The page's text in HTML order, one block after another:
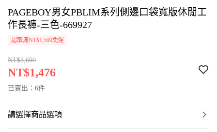
PAGEBOY男女PBLIM系列側邊口袋寬版休閒工
作長褲-三色-669927
超取滿NT$1,500免運
NT$3,690
NT$1,476
已賣出：6件
請選擇商品選項